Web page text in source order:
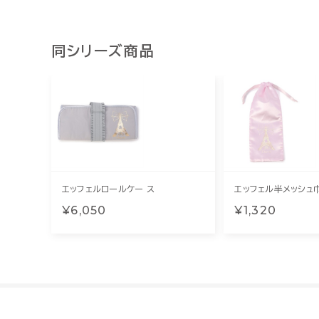
同シリーズ商品
エッフェルロールケー ス
¥6,050
エッフェル半メッシュ
¥1,320